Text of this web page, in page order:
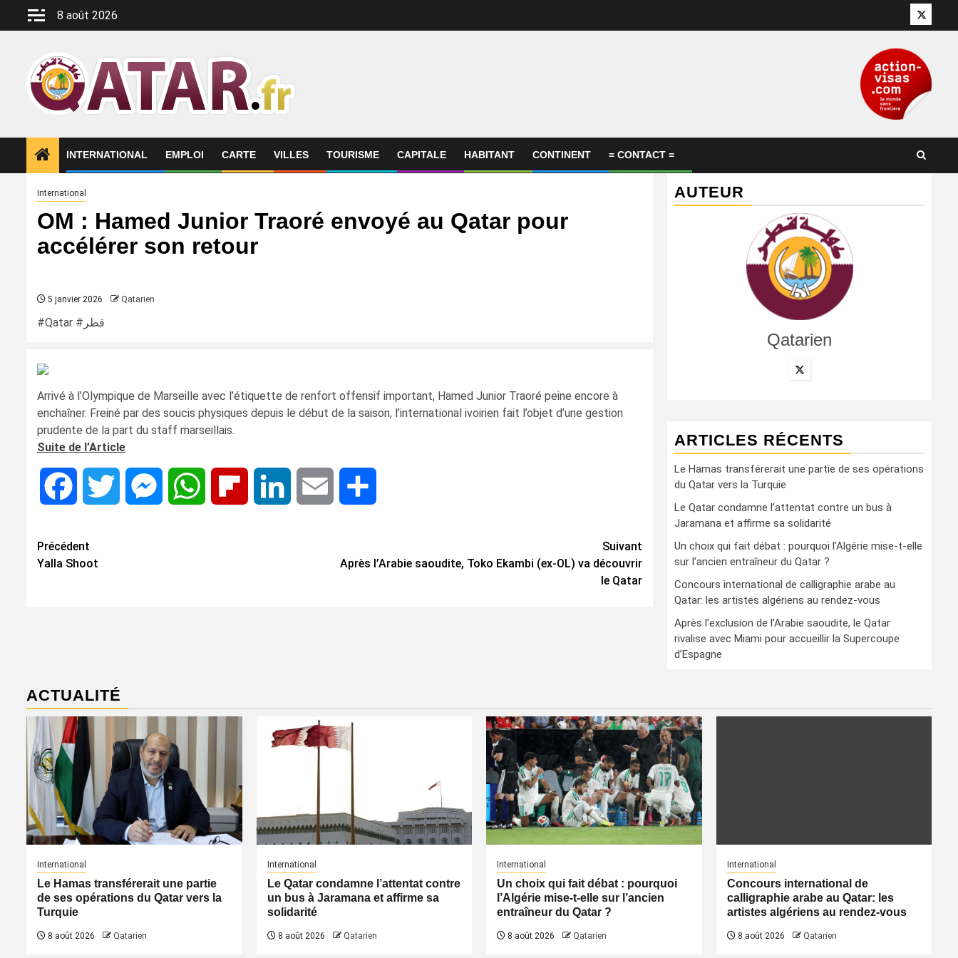
8 août 2026 Twitter
INTERNATIONAL EMPLOI CARTE VILLES TOURISME CAPITALE HABITANT CONTINENT = CONTACT =
International
OM : Hamed Junior Traoré envoyé au Qatar pour
accélérer son retour
5 janvier 2026 Qatarien
#Qatar #قطر
Arrivé à l’Olympique de Marseille avec l’étiquette de renfort offensif important, Hamed Junior Traoré peine encore à
enchaîner. Freiné par des soucis physiques depuis le début de la saison, l’international ivoirien fait l’objet d’une gestion
prudente de la part du staff marseillais.
Suite de l’Article
Facebook Twitter MessengerWhatsApp Flipboard LinkedIn Email
Navigation
d’article
Précédent
Yalla Shoot
Suivant
Après l’Arabie saoudite, Toko Ekambi (ex-OL) va découvrir
le Qatar
AUTEUR
Qatarien
ARTICLES RÉCENTS
Le Hamas transférerait une partie de ses opérations
du Qatar vers la Turquie
Le Qatar condamne l’attentat contre un bus à
Jaramana et affirme sa solidarité
Un choix qui fait débat : pourquoi l’Algérie mise-t-elle
sur l’ancien entraîneur du Qatar ?
Concours international de calligraphie arabe au
Qatar: les artistes algériens au rendez-vous
Après l’exclusion de l’Arabie saoudite, le Qatar
rivalise avec Miami pour accueillir la Supercoupe
d’Espagne
ACTUALITÉ
International
Le Hamas transférerait une partie
de ses opérations du Qatar vers la
Turquie
8 août 2026 Qatarien
International
Le Qatar condamne l’attentat contre
un bus à Jaramana et affirme sa
solidarité
8 août 2026 Qatarien
International
Un choix qui fait débat : pourquoi
l’Algérie mise-t-elle sur l’ancien
entraîneur du Qatar ?
8 août 2026 Qatarien
International
Concours international de
calligraphie arabe au Qatar: les
artistes algériens au rendez-vous
8 août 2026 Qatarien